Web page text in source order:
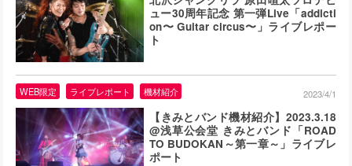
ュー30周年記念 第一弾Live「addicti
on〜 Guitar circus〜」ライブレポー
ト
【きみとバンド機材紹介】2023.3.18
@浅草公会堂 きみとバンド「ROAD
TO BUDOKAN～第一章～」ライブレ
ポート
WEB限定 ライブレポート 機材紹介 2023/4/1